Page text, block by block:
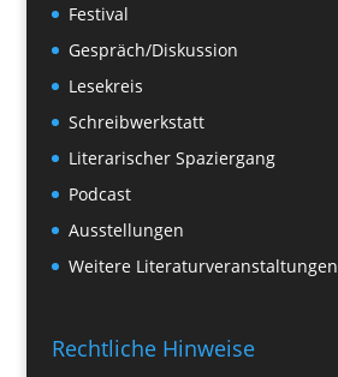
Festival
Gespräch/Diskussion
Lesekreis
Schreibwerkstatt
Literarischer Spaziergang
Podcast
Ausstellungen
Weitere Literaturveranstaltungen
Rechtliche Hinweise